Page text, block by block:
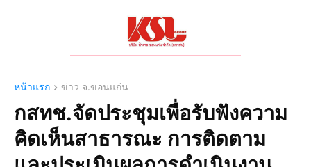
หน้าแรก ข่าว จ.ขอนแก่น
กสทช.จัดประชุมเพื่อรับฟังความ
คิดเห็นสาธารณะ การติดตาม